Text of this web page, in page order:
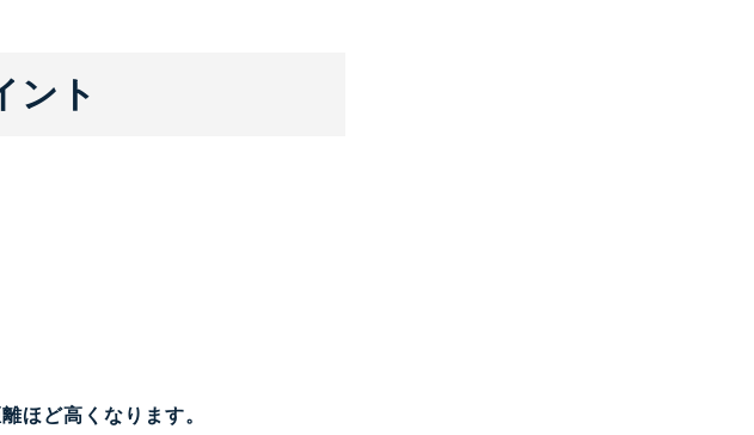
ント
ほど高くなります。